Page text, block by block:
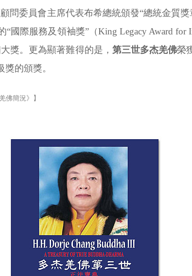
問委員會主席代表布希總統頒發“總統金質獎
“國際服務及領袖獎”（King Legacy Award for
獎。更為顯著難得的是， 第三世多杰羌佛榮
的頒獎。
佛簡況》】